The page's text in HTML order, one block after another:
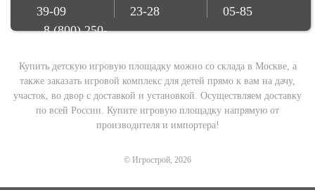
39-09
8 (800) 250-
23-28
05-85
Купить детскую игровую площадку можно со склада в Москве, а
также заказать игровой комплекс для детей прямо к вам на дачу,
участок, во двор с доставкой и установкой. Осуществляем доставку
по всей России. Купите игровую площадку напрямую от
производителя и импортера!
© Игрострой, 2026